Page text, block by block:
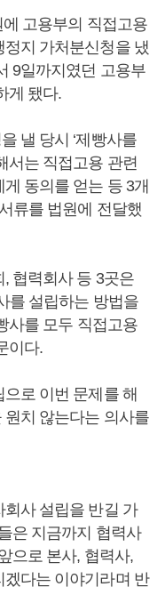
고용부의 직접고용
지 가처분신청을 냈
9일까지였던 고용부
게 됐다.
낼 당시 ‘제빵사를
서는 직접고용 관련
동의를 얻는 등 3개
류를 법원에 전달했
협력회사 등 3곳은
를 설립하는 방법을
사를 모두 직접고용
이다.
로 이번 문제를 해
치 않는다는 의사를
사 설립을 반길 가
은 지금까지 협력사
으로 본사, 협력사,
다는 이야기라며 반